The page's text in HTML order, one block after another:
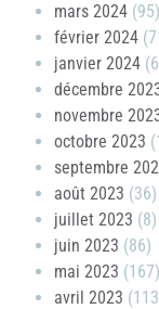
mars 2024 (95)
février 2024
janvier 2024
décembre
novembre
octobre 2023
septembre
août 2023 (36)
juillet 2023 (8)
juin 2023 (86)
mai 2023 (167)
avril 2023